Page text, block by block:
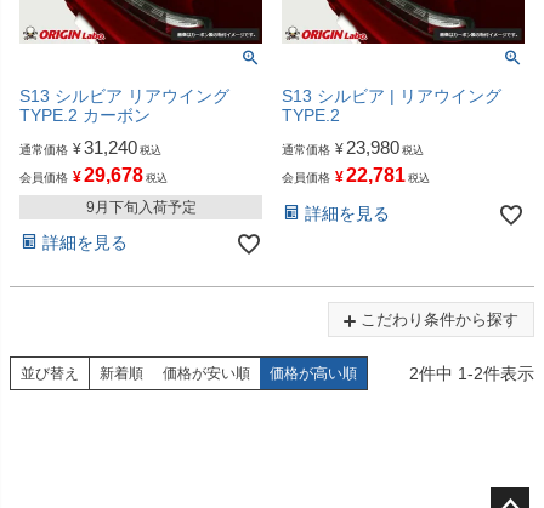
S13 シルビア リアウイング
TYPE.2 カーボン
通常価格 ¥31,240 税込
会員価格 ¥29,678 税込
9月下旬入荷予定
詳細を見る
S13 シルビア | リアウイング
TYPE.2
通常価格 ¥ 23,980 税込
会員価格 ¥22,781 税込
詳細を見る
こだわり条件から探す
並び替え 新着順 価格が安い順 価格が高い順 2件中 1-2件表示